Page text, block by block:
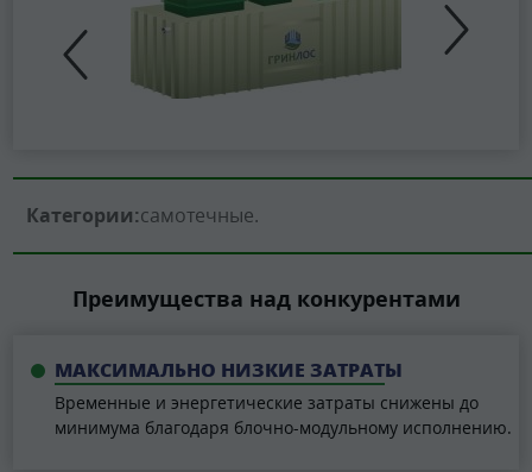
Категории:самотечные
Преимущества над конкурентами
МАКСИМАЛЬНО НИЗКИЕ ЗАТРАТЫ
Временные и энергетические затраты снижены до
минимума благодаря блочно-модульному исполнению.